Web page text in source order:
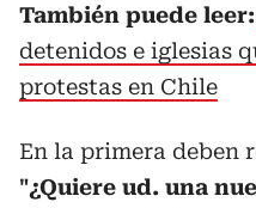
También puede leer:
detenidos e iglesias
protestas en Chile
En la primera deben
"¿Quiere ud. una